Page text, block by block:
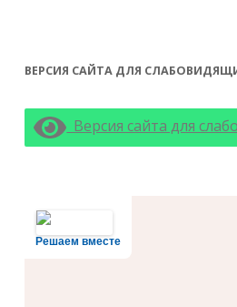
ВЕРСИЯ САЙТА ДЛЯ
Версия сайта для
Решаем вместе